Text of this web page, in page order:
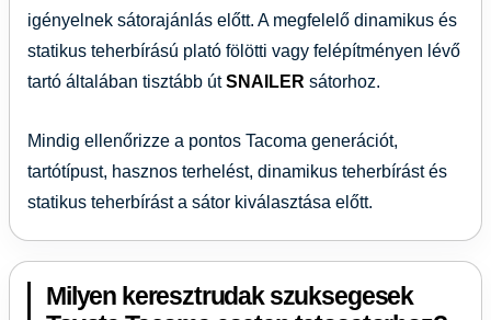
igényelnek sátorajánlás előtt. A megfelelő dinamikus és
statikus teherbírású plató fölötti vagy felépítményen lévő
tartó általában tisztább útSNAILER sátorhoz.
Mindig ellenőrizze a pontos Tacoma generációt,
tartótípust, hasznos terhelést, dinamikus teherbírást és
statikus teherbírást a sátor kiválasztása előtt.
Milyen keresztrudak szuksegesek